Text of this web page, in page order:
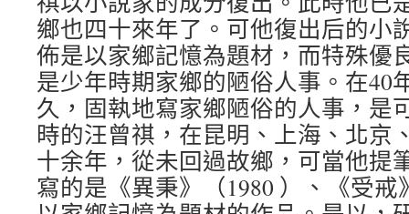
鄉也四十來年了。可他復出后的小
佈是以家鄉記憶為題材，而特殊優
是少年時期家鄉的陋俗人事。在40
久，固執地寫家鄉陋俗的人事，是
時的汪曾祺，在昆明、上海、北京
十余年，從未回過故鄉，可當他提
寫的是《異秉》（1980 ）、《受